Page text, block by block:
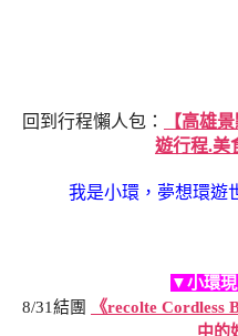
回到行程懶人包：
【高雄
遊行程.美
我是小環，夢想環遊
▼小環
8/31結團
《recolte Cordless
中的